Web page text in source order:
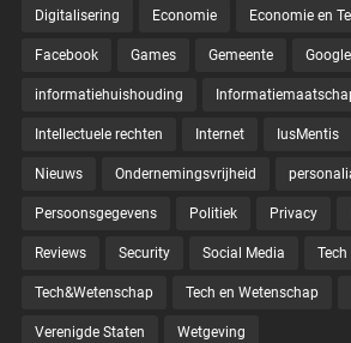
Digitalisering Economie Economie en
Facebook Games Gemeente Google
informatiehuishouding
Intellectuele rechten Internet IusMentis
Nieuws Ondernemingsvrijheid
Persoonsgegevens Politiek Privacy
Reviews Security Social Media Tech
Tech&Wetenschap Tech en Wetenschap
Verenigde Staten Wetgeving